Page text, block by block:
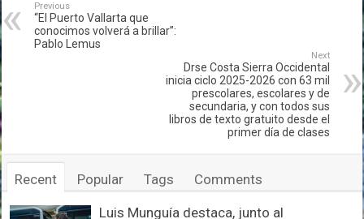
Previous
“El Puerto Vallarta que
conocimos volverá a brillar”:
Pablo Lemus
Next
Drse Costa Sierra Occidental
inicia ciclo 2025-2026 con 63 mil
prescolares, escolares y de
secundaria, y con todos sus
libros de texto gratuito desde el
primer día de clases
Recent Popular Tags Comments
Luis Munguía destaca, junto al